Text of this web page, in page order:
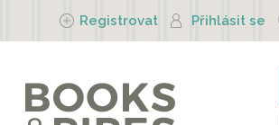
Registrovat Přihlásit se